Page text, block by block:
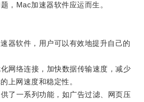
Mac加速器软件应运而生。
软件，用户可以有效地提升自己的
络连接，加快数据传输速度，减少
上网速度和稳定性。
一系列功能，如广告过滤、网页压